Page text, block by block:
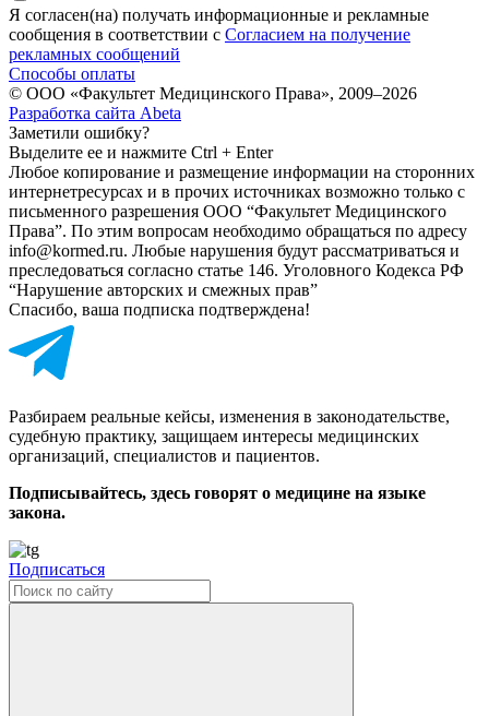
Я согласен(на) получать информационные и рекламные
сообщения в соответствии с Согласием на получение
рекламных сообщений
Способы оплаты
© ООО «Факультет Медицинского Права», 2009–2026
Разработка сайта Abeta
Заметили ошибку?
Выделите ее и нажмите Ctrl + Enter
Любое копирование и размещение информации на сторонних
интернет­ресурсах и в прочих источниках возможно только с
письменного разрешения ООО “Факультет Медицинского
Права”. По этим вопросам необходимо обращаться по адресу
info@kormed.ru. Любые нарушения будут рассматриваться и
преследоваться согласно статье 146. Уголовного Кодекса РФ
“Нарушение авторских и смежных прав”
Спасибо, ваша подписка подтверждена!
Разбираем реальные кейсы, изменения в законодательстве,
судебную практику, защищаем интересы медицинских
организаций, специалистов и пациентов.
Подписывайтесь, здесь говорят о медицине на языке
закона.
Подписаться